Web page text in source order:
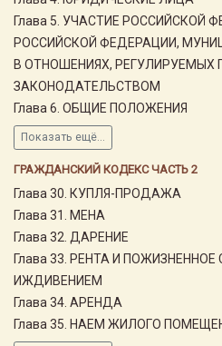
Глава 5. УЧАСТИЕ РОССИЙСКОЙ
РОССИЙСКОЙ ФЕДЕРАЦИИ,
В ОТНОШЕНИЯХ,
ЗАКОНОДАТЕЛЬСТВОМ
Глава 6. ОБЩИЕ ПОЛОЖЕНИЯ
Показать ещё...
ГРАЖДАНСКИЙ КОДЕКС ЧАСТЬ 2
Глава 30. КУПЛЯ-ПРОДАЖА
Глава 31. МЕНА
Глава 32. ДАРЕНИЕ
Глава 33. РЕНТА И
ИЖДИВЕНИЕМ
Глава 34. АРЕНДА
Глава 35. НАЕМ ЖИЛОГО